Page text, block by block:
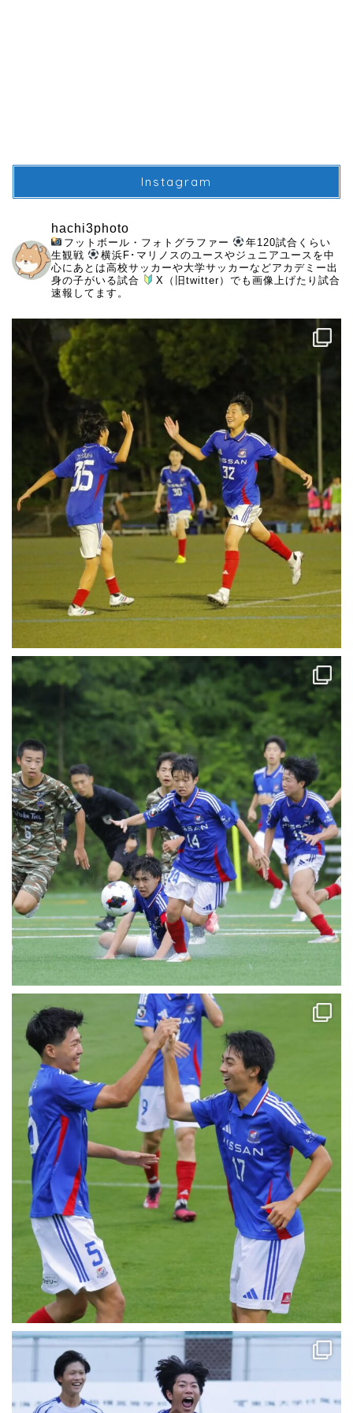
Instagram
hachi3photo
フットボール・フォトグラファー
年120試合くらい
生観戦
横浜F･マリノスのユースやジュニアユースを中
心にあとは高校サッカーや大学サッカーなどアカデミー出
身の子がいる試合
X（旧twitter）でも画像上げたり試合
速報してます。